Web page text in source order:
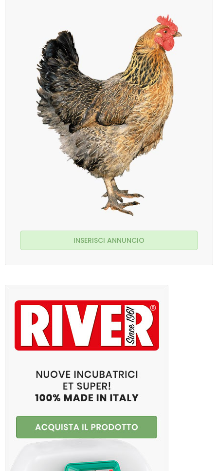
INSERISCI ANNUNCIO